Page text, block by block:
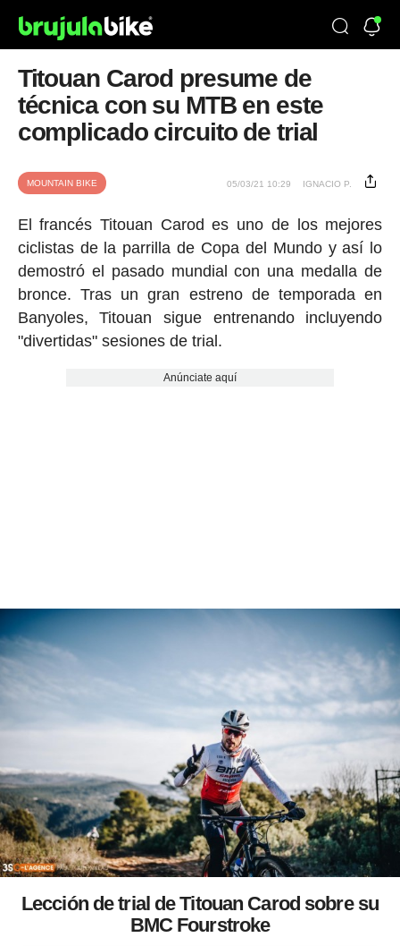
Titouan Carod presume de
técnica con su MTB en este
complicado circuito de trial
MOUNTAIN BIKE 05/03/21 10:29 IGNACIO P.
El francés Titouan Carod es uno de los mejores
ciclistas de la parrilla de Copa del Mundo y así lo
demostró el pasado mundial con una medalla de
bronce. Tras un gran estreno de temporada en
Banyoles, Titouan sigue entrenando incluyendo
"divertidas" sesiones de trial.
Anúnciate aquí
Lección de trial de Titouan Carod sobre su
BMC Fourstroke